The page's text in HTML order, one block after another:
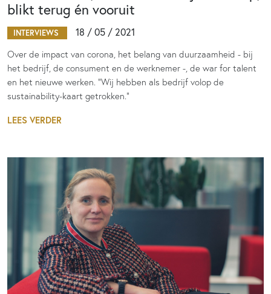
blikt terug én vooruit
INTERVIEWS 18 / 05 / 2021
Over de impact van corona, het belang van duurzaamheid - bij
het bedrijf, de consument en de werknemer -, de war for talent
en het nieuwe werken. “Wij hebben als bedrijf volop de
sustainability-kaart getrokken."
LEES VERDER